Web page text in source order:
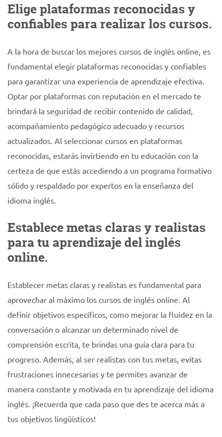
Elige plataformas reconocidas y
confiables para realizar los cursos.
A la hora de buscar los mejores cursos de inglés online, es
fundamental elegir plataformas reconocidas y confiables
para garantizar una experiencia de aprendizaje efectiva.
Optar por plataformas con reputación en el mercado te
brindará la seguridad de recibir contenido de calidad,
acompañamiento pedagógico adecuado y recursos
actualizados. Al seleccionar cursos en plataformas
reconocidas, estarás invirtiendo en tu educación con la
certeza de que estás accediendo a un programa formativo
sólido y respaldado por expertos en la enseñanza del
idioma inglés.
Establece metas claras y realistas
para tu aprendizaje del inglés
online.
Establecer metas claras y realistas es fundamental para
aprovechar al máximo los cursos de inglés online. Al
definir objetivos específicos, como mejorar la fluidez en la
conversación o alcanzar un determinado nivel de
comprensión escrita, te brindas una guía clara para tu
progreso. Además, al ser realistas con tus metas, evitas
frustraciones innecesarias y te permites avanzar de
manera constante y motivada en tu aprendizaje del idioma
inglés. ¡Recuerda que cada paso que des te acerca más a
tus objetivos lingüísticos!